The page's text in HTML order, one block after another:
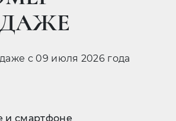
с 09 июля 2026 года
и смартфоне